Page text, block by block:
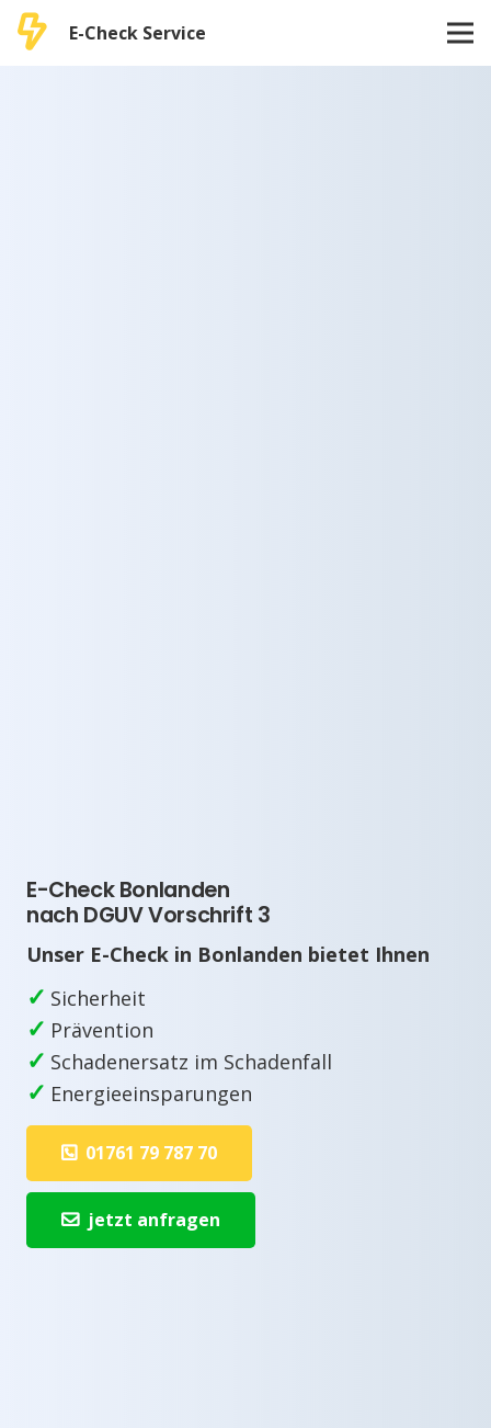
E-Check Service
E-Check Bonlanden
nach DGUV Vorschrift 3
Unser E-Check in Bonlanden bietet Ihnen
✓ Sicherheit
✓ Prävention
✓ Schadenersatz im Schadenfall
✓ Energieeinsparungen
01761 79 787 70
jetzt anfragen